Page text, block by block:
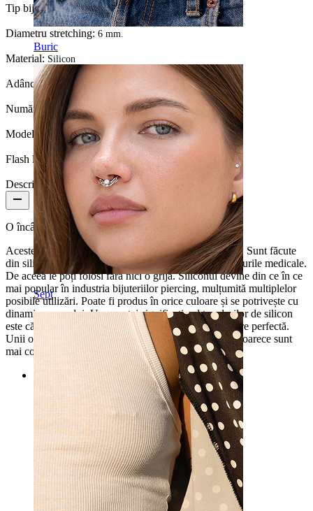
Buric
Sept
Tip bijuterie:Tunel, Tunnel rotund
Diametru stretching: 6 mm.
Material: Silicon
Adâncime:Variabilă
Număr bucăți:1
Model:Simplu
Flash label: 3 for 2
Descriere
O încântare de tunel făcut din silicon.
Aceste tuneluri sunt ușoare și sigure pentru corpul tău. Sunt făcute
din silicon, un material testat și aprobat pentru implanturile medicale.
De aceea le poți folosi fără nici o grijă. Siliconul devine din ce în ce
mai popular în industria bijuteriilor piercing, mulțumită multiplelor
posibile utilizări. Poate fi produs în orice culoare și se potrivește cu
dinamica corpului. Un avantaj significativ al tunelurilor de silicon
este că sunt incredibil de flexibile, deci oferă o potrivire perfectă.
Unii oameni folosesc tuneluri de silicon când dorm deoarece sunt
mai confortabile decât alte materiale.
Buric
Buză
Sân
Industrial
Dermal